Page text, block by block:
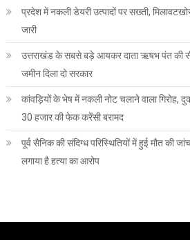
प्रदेश में नकली डेयरी उत्पादों पर सख्ती,
जारी
उत्तराखंड के सबसे बड़े आयकर दाता ऋषभ पंत की
जमीन दिला दो सरकार
कांवड़ियों के भेष में नकली नोट चलाने वाला गिरोह,
30 हजार की फेक करेंसी बरामद
पूर्व सैनिक की संदिग्ध परिस्थितियों में हुई मौत की
लगाया है हत्या का आरोप